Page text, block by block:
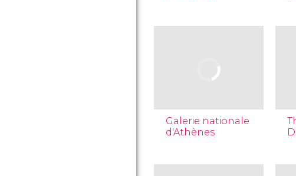
Galerie nationale
d'Athènes